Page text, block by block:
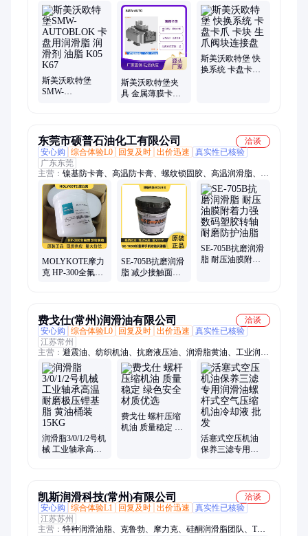
盘、中空油缸、中实油缸、前置式卡盘、中实动力卡盘、中空动
力卡盘、快换爪动力卡盘、分度卡盘、零点定位系统
斯美沃欧特堡
SMW-
斯美沃欧特堡夹
具 金属薄膜卡盘
斯美沃欧特堡 快
换系统 卡盘卡爪
东莞市硕普石油化工有限公司
洽谈
安心购
综合体验L0 回复及时 出价迅速
真实性已核验
广东东莞
主营： 镍基防卡膏、高温防卡膏、螺纹锁固胶、高温润滑脂、全
氟聚醚润滑脂、折叠屏铰链润滑脂、氟橡胶密封圈润滑脂、高温
高速轴承润滑脂、BOURIX SE-705B、摩力克HP-300、摩力克L-
8030、瓦楞机轴承高温润滑脂、纺织链条高温润滑脂、低温润滑
脂、密封润滑脂、速干性润滑剂、干性皮膜润滑剂、科慕
GPL227、乐泰263螺纹锁固胶、AB密封胶、哈维斯干膜润滑剂
MOLYKOTE摩力
克 HP-300全氟聚
SE-705B抗磨润滑
脂 减少接触面损
SE-705B抗磨润滑
脂 耐压油膜附着
费戈仕(常州)润滑油有限公司
洽谈
安心购
综合体验L0 回复及时 出价迅速
真实性已核验
江苏常州
主营： 避震油、纺织机油、抗磨液压油、润滑脂黄油、工业润滑
油、碳氢清洗剂、挥发性冲压油、数控机床导轨油、电脑横机润
滑油、夹层锅炉传热油、工业压盘润滑油
润滑脂3/0/1/2号机
械 工业轴承高温
费戈仕 螺杆压缩
机油 质量稳定 绿
活塞式空压机油
保养三滤专用润
凯斯润滑科技(常州)有限公司
洽谈
安心购
综合体验L1 回复及时 出价迅速
真实性已核验
江苏苏州
主营： 特种润滑油脂、克鲁勃、摩力克、硅酮润滑脂团队、THK